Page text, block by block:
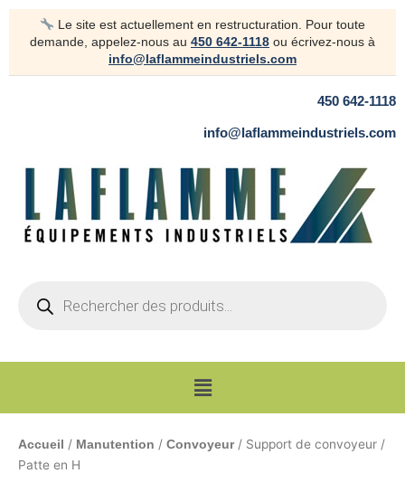
Aller
Le site est actuellement en restructuration. Pour toute
demande, appelez-nous au 450 642-1118 ou écrivez-nous à
info@laflammeindustriels.com
450 642-1118
info@laflammeindustriels.com
search
Menu
Accueil / Manutention / Convoyeur/ Support de convoyeur /
Patte en H